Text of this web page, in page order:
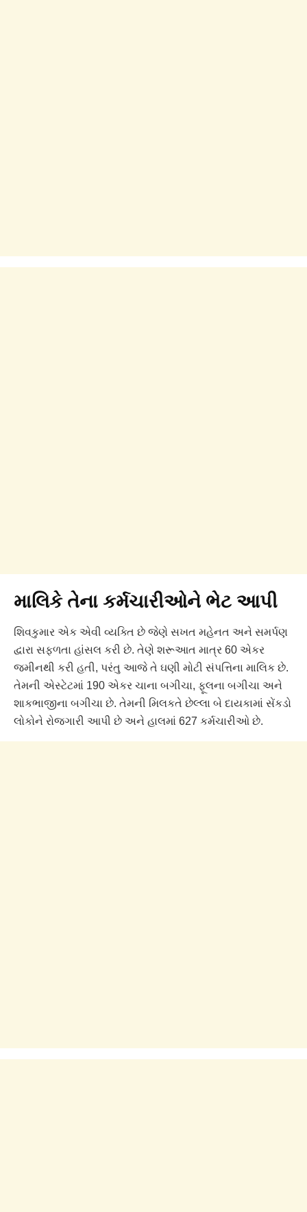
માલિકે તેના કર્મચારીઓને ભેટ આપી
શિવકુમાર એક એવી વ્યક્તિ છે જેણે સખત મહેનત અને સમર્પણ
દ્વારા સફળતા હાંસલ કરી છે. તેણે શરૂઆત માત્ર 60 એકર
જમીનથી કરી હતી, પરંતુ આજે તે ઘણી મોટી સંપત્તિના માલિક છે.
તેમની એસ્ટેટમાં 190 એકર ચાના બગીચા, ફૂલના બગીચા અને
શાકભાજીના બગીચા છે. તેમની મિલકતે છેલ્લા બે દાયકામાં સેંકડો
લોકોને રોજગારી આપી છે અને હાલમાં 627 કર્મચારીઓ છે.